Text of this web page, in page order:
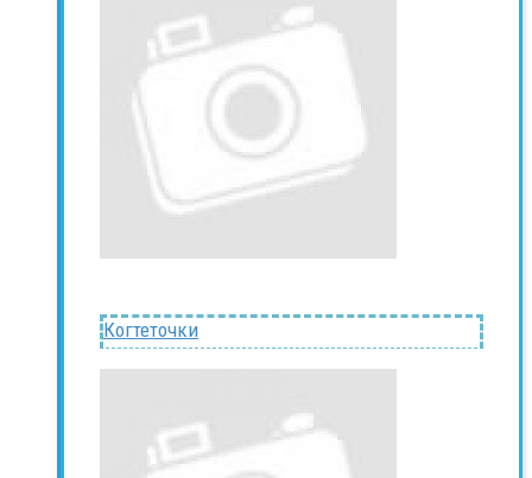
Когтеточки